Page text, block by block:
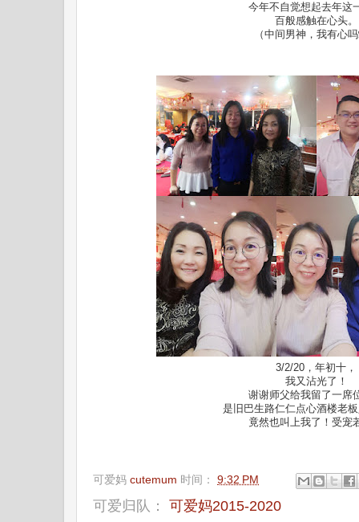
今年不自觉想起去年这
百般感触在心头。
（中间男神，我有心
3/2/20，年初十，
我又沾光了！
谢谢师父给我留了一席
是旧巴生路仁仁点心酒楼老
竟然也叫上我了！受宠
可爱妈 cutemum 时间： 9:32 PM
可爱归队： 可爱妈2015-2020